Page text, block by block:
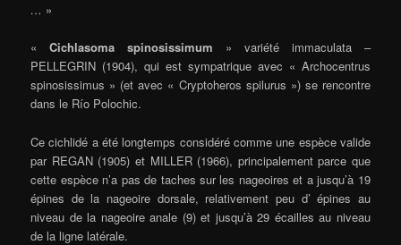
… »
«Cichlasoma spinosissimum » variété immaculata –
PELLEGRIN (1904), qui est sympatrique avec « Archocentrus
spinosissimus » (et avec « Cryptoheros spilurus ») se rencontre
dans le Río Polochic.
Ce cichlidé a été longtemps considéré comme une espèce valide
par REGAN (1905) et MILLER (1966), principalement parce que
cette espèce n’a pas de taches sur les nageoires et a jusqu’à 19
épines de la nageoire dorsale, relativement peu d’ épines au
niveau de la nageoire anale (9) et jusqu’à 29 écailles au niveau
de la ligne latérale.